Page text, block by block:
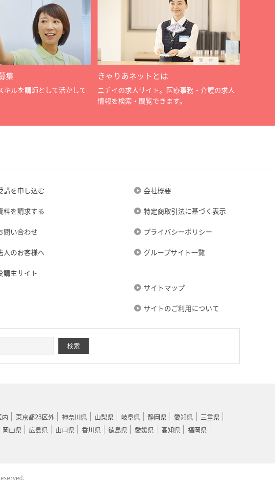
集
キルを講師として活かして
きゃりあネットとは
ニチイの求人サイト。医療事務・介護の求人
情報を検索・閲覧できます。
講を申し込む
料を請求する
問い合わせ
人のお客様へ
講生サイト
会社概要
特定商取引法に基づく表示
プライバシーポリシー
グループサイト一覧
サイトマップ
サイトのご利用について
内 東京都23区外 神奈川県 山梨県 岐阜県 静岡県 愛知県
三重県
岡山県 広島県 山口県 香川県 徳島県 愛媛県 高知県
福岡県